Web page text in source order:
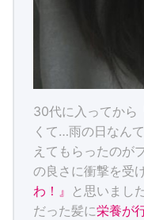
30代に入ってから
くて…雨の日なん
えてもらったのが
の良さに衝撃を受
わ！』 と思いまし
だった髪に栄養が